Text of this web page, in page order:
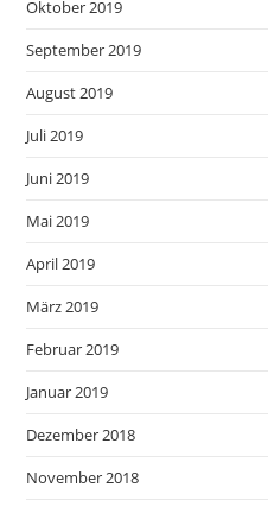
Oktober 2019
September 2019
August 2019
Juli 2019
Juni 2019
Mai 2019
April 2019
März 2019
Februar 2019
Januar 2019
Dezember 2018
November 2018